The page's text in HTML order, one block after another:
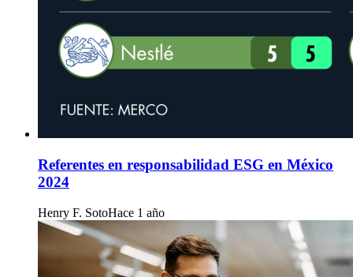
Referentes en responsabilidad ESG en México
2024
Henry F. SotoHace 1 año